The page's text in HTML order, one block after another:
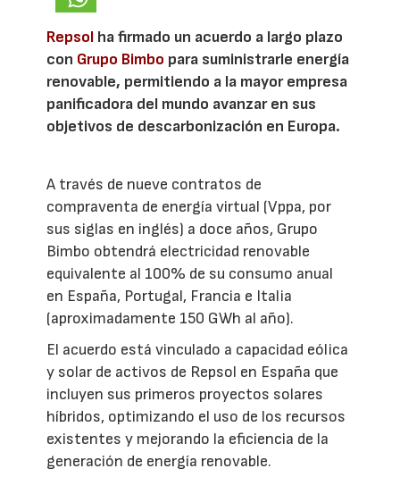
Repsol ha firmado un acuerdo a largo plazo
con Grupo Bimbo para suministrarle energía
renovable, permitiendo a la mayor empresa
panificadora del mundo avanzar en sus
objetivos de descarbonización en Europa.
A través de nueve contratos de
compraventa de energía virtual (Vppa, por
sus siglas en inglés) a doce años, Grupo
Bimbo obtendrá electricidad renovable
equivalente al 100% de su consumo anual
en España, Portugal, Francia e Italia
(aproximadamente 150 GWh al año).
El acuerdo está vinculado a capacidad eólica
y solar de activos de Repsol en España que
incluyen sus primeros proyectos solares
híbridos, optimizando el uso de los recursos
existentes y mejorando la eficiencia de la
generación de energía renovable.